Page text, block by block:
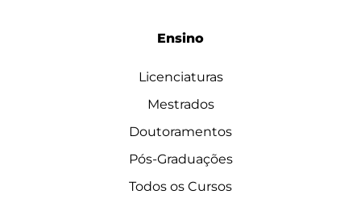
Ensino
Licenciaturas
Mestrados
Doutoramentos
Pós-Graduações
Todos os Cursos